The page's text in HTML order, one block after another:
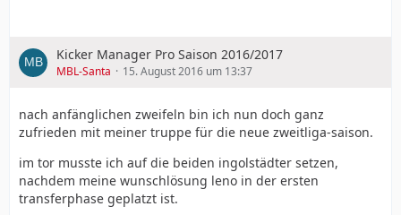
Kicker Manager Pro Saison 2016/2017
MBL-Santa 15. August 2016 um 13:37
nach anfänglichen zweifeln bin ich nun doch ganz
zufrieden mit meiner truppe für die neue zweitliga-saison.
im tor musste ich auf die beiden ingolstädter setzen,
nachdem meine wunschlösung leno in der ersten
transferphase geplatzt ist.